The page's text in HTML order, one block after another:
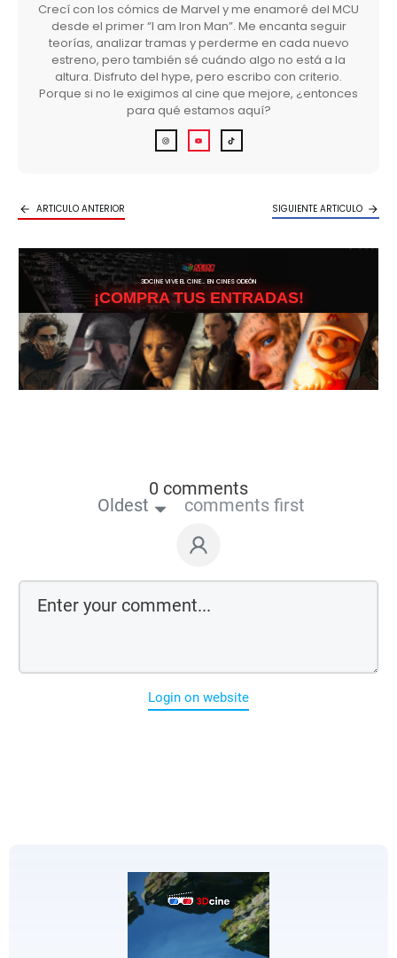
Crecí con los cómics de Marvel y me enamoré del MCU
desde el primer “I am Iron Man”. Me encanta seguir
teorías, analizar tramas y perderme en cada nuevo
estreno, pero también sé cuándo algo no está a la
altura. Disfruto del hype, pero escribo con criterio.
Porque si no le exigimos al cine que mejore, ¿entonces
para qué estamos aquí?
ARTICULO ANTERIOR SIGUIENTE ARTICULO
3DCINE VIVE EL CINE… EN CINES ODEÓN
¡COMPRA TUS ENTRADAS!
0 comments
Oldest comments first
Login on website